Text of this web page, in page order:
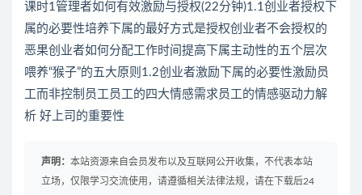
课时1管理者如何有效激励与授权(22分钟)1.1创业者授权下
属的必要性培养下属的最好方式是授权创业者不会授权的
恶果创业者如何分配工作时间提高下属主动性的五个层次
喂养“猴子”的五大原则1.2创业者激励下属的必要性激励员
工而非控制员工员工的四大情感需求员工的情感驱动力解
析 好上司的重要性
声明： 本站资源来自会员发布以及互联网公开收集，不代表本站
立场，仅限学习交流使用，请遵循相关法律法规，请在下载后24